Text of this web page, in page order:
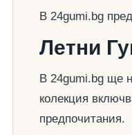
В 24gumi.bg
Летни
В 24gumi.bg ще
колекция
предпочитания.